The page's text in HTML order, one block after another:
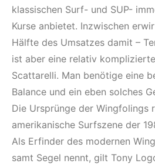
klassischen Surf- und SUP-
Kurse anbietet. Inzwischen
Hälfte des Umsatzes damit –
ist aber eine relativ
Scattarelli. Man benötige eine
Balance und ein eben solches
Die Ursprünge der Wingfolings
amerikanische Surfszene der
Als Erfinder des modernen
samt Segel nennt, gilt Tony